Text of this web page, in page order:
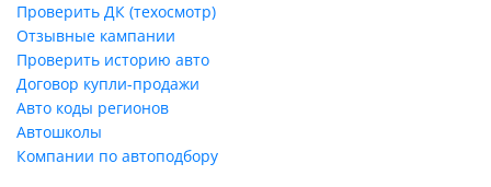
Проверить ДК (техосмотр)
Отзывные кампании
Проверить историю авто
Договор купли-продажи
Авто коды регионов
Автошколы
Компании по автоподбору